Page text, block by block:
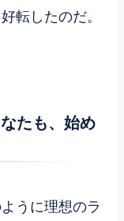
転したのだ。
たも、始め
うに理想のラ